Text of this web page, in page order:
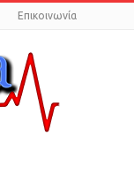
Επικοινωνία